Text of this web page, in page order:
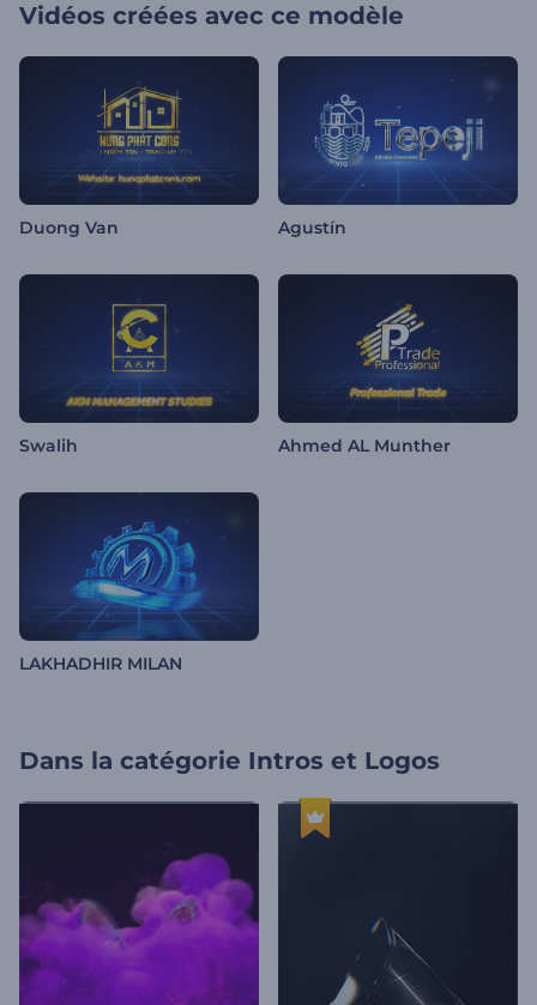
Vidéos créées avec ce modèle
Duong Van Agustín
Swalih Ahmed AL Munther
LAKHADHIR MILAN
Dans la catégorie Intros et Logos